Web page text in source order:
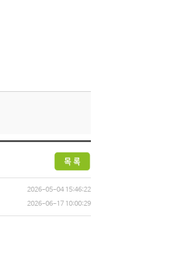
2026-05-04 15:46:22
2026-06-17 10:00:29